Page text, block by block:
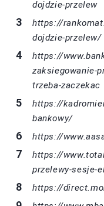
dojdzie-przelew
https://
dojdzie-przelew/
https://
zaksiegowanie-
trzeba-zaczekac
https://
bankowy/
https://
https://
przelewy-sesje-
https://